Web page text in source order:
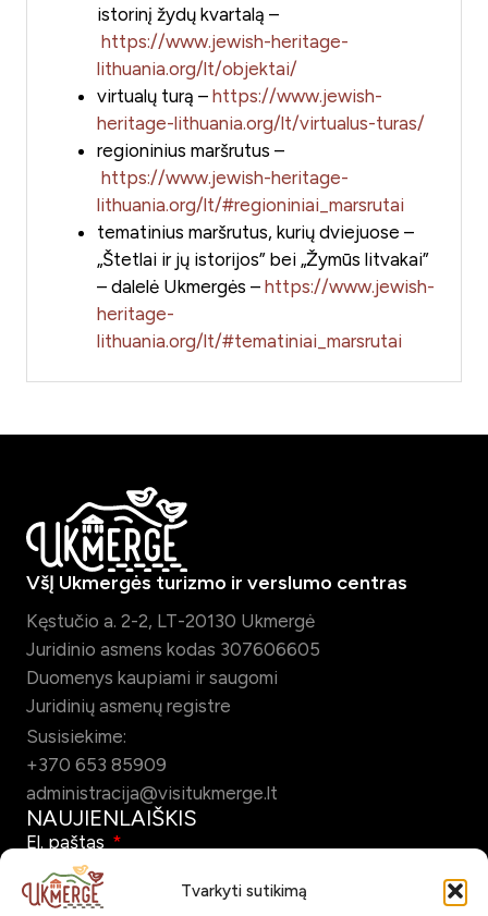
Tvarkyti sutikimą
istorinį žydų kvartalą –
https://www.jewish-heritage-
lithuania.org/lt/objektai/
virtualų turą – https://www.jewish-
heritage-lithuania.org/lt/virtualus-turas/
regioninius maršrutus –
https://www.jewish-heritage-
lithuania.org/lt/#regioniniai_marsrutai
tematinius maršrutus, kurių dviejuose –
„Štetlai ir jų istorijos” bei „Žymūs litvakai”
– dalelė Ukmergės – https://www.jewish-
heritage-
lithuania.org/lt/#tematiniai_marsrutai
VšĮ Ukmergės turizmo ir verslumo centras
Kęstučio a. 2-2, LT-20130 Ukmergė
Juridinio asmens kodas 307606605
Duomenys kaupiami ir saugomi
Juridinių asmenų registre
Susisiekime:
+370 653 85909
administracija@visitukmerge.lt
NAUJIENLAIŠKIS
El. paštas